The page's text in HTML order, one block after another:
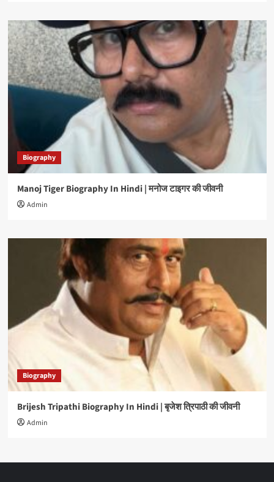
Biography
Manoj Tiger Biography In Hindi | मनोज टाइगर की जीवनी
Admin
Biography
Brijesh Tripathi Biography In Hindi | बृजेश त्रिपाठी की जीवनी
Admin